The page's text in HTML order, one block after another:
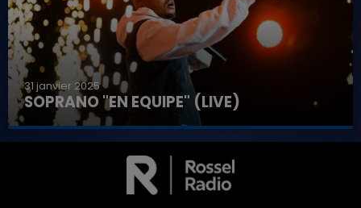
LA TEAM DE L'ÉTÉ
31 janvier 2025
SOPRANO "EN EQUIPE" (LIVE)